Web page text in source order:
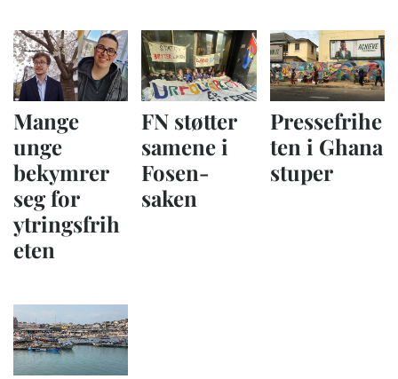
Mange
unge
bekymrer
seg for
ytringsfrih
eten
FN støtter
samene i
Fosen-
saken
Pressefrihe
ten i Ghana
stuper